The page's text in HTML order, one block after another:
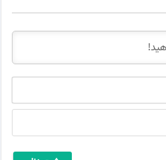
م
م